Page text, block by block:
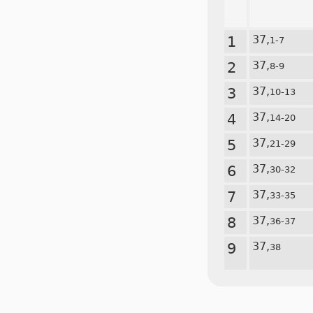
1 37,1-7
2 37,8-9
3 37,10-13
4 37,14-20
5 37,21-29
6 37,30-32
7 37,33-35
8 37,36-37
9 37,38